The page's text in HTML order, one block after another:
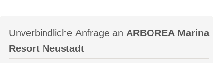
Unverbindliche Anfrage an ARBOREA Marina
Resort Neustadt